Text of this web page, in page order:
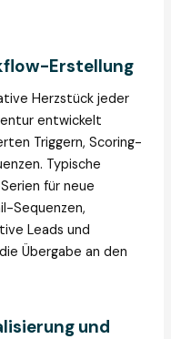
Erstellung
Herzstück jeder
entwickelt
Triggern, Scoring-
Typische
für neue
Sequenzen,
Leads und
Übergabe an den
und